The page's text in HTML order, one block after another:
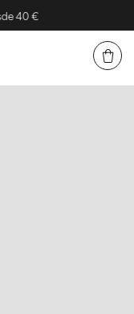
40 €